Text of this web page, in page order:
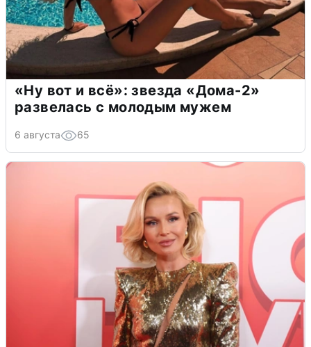
«Ну вот и всё»: звезда «Дома-2»
развелась с молодым мужем
6 августа 65